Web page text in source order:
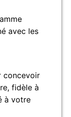
avec les
concevoir
fidèle à
à votre